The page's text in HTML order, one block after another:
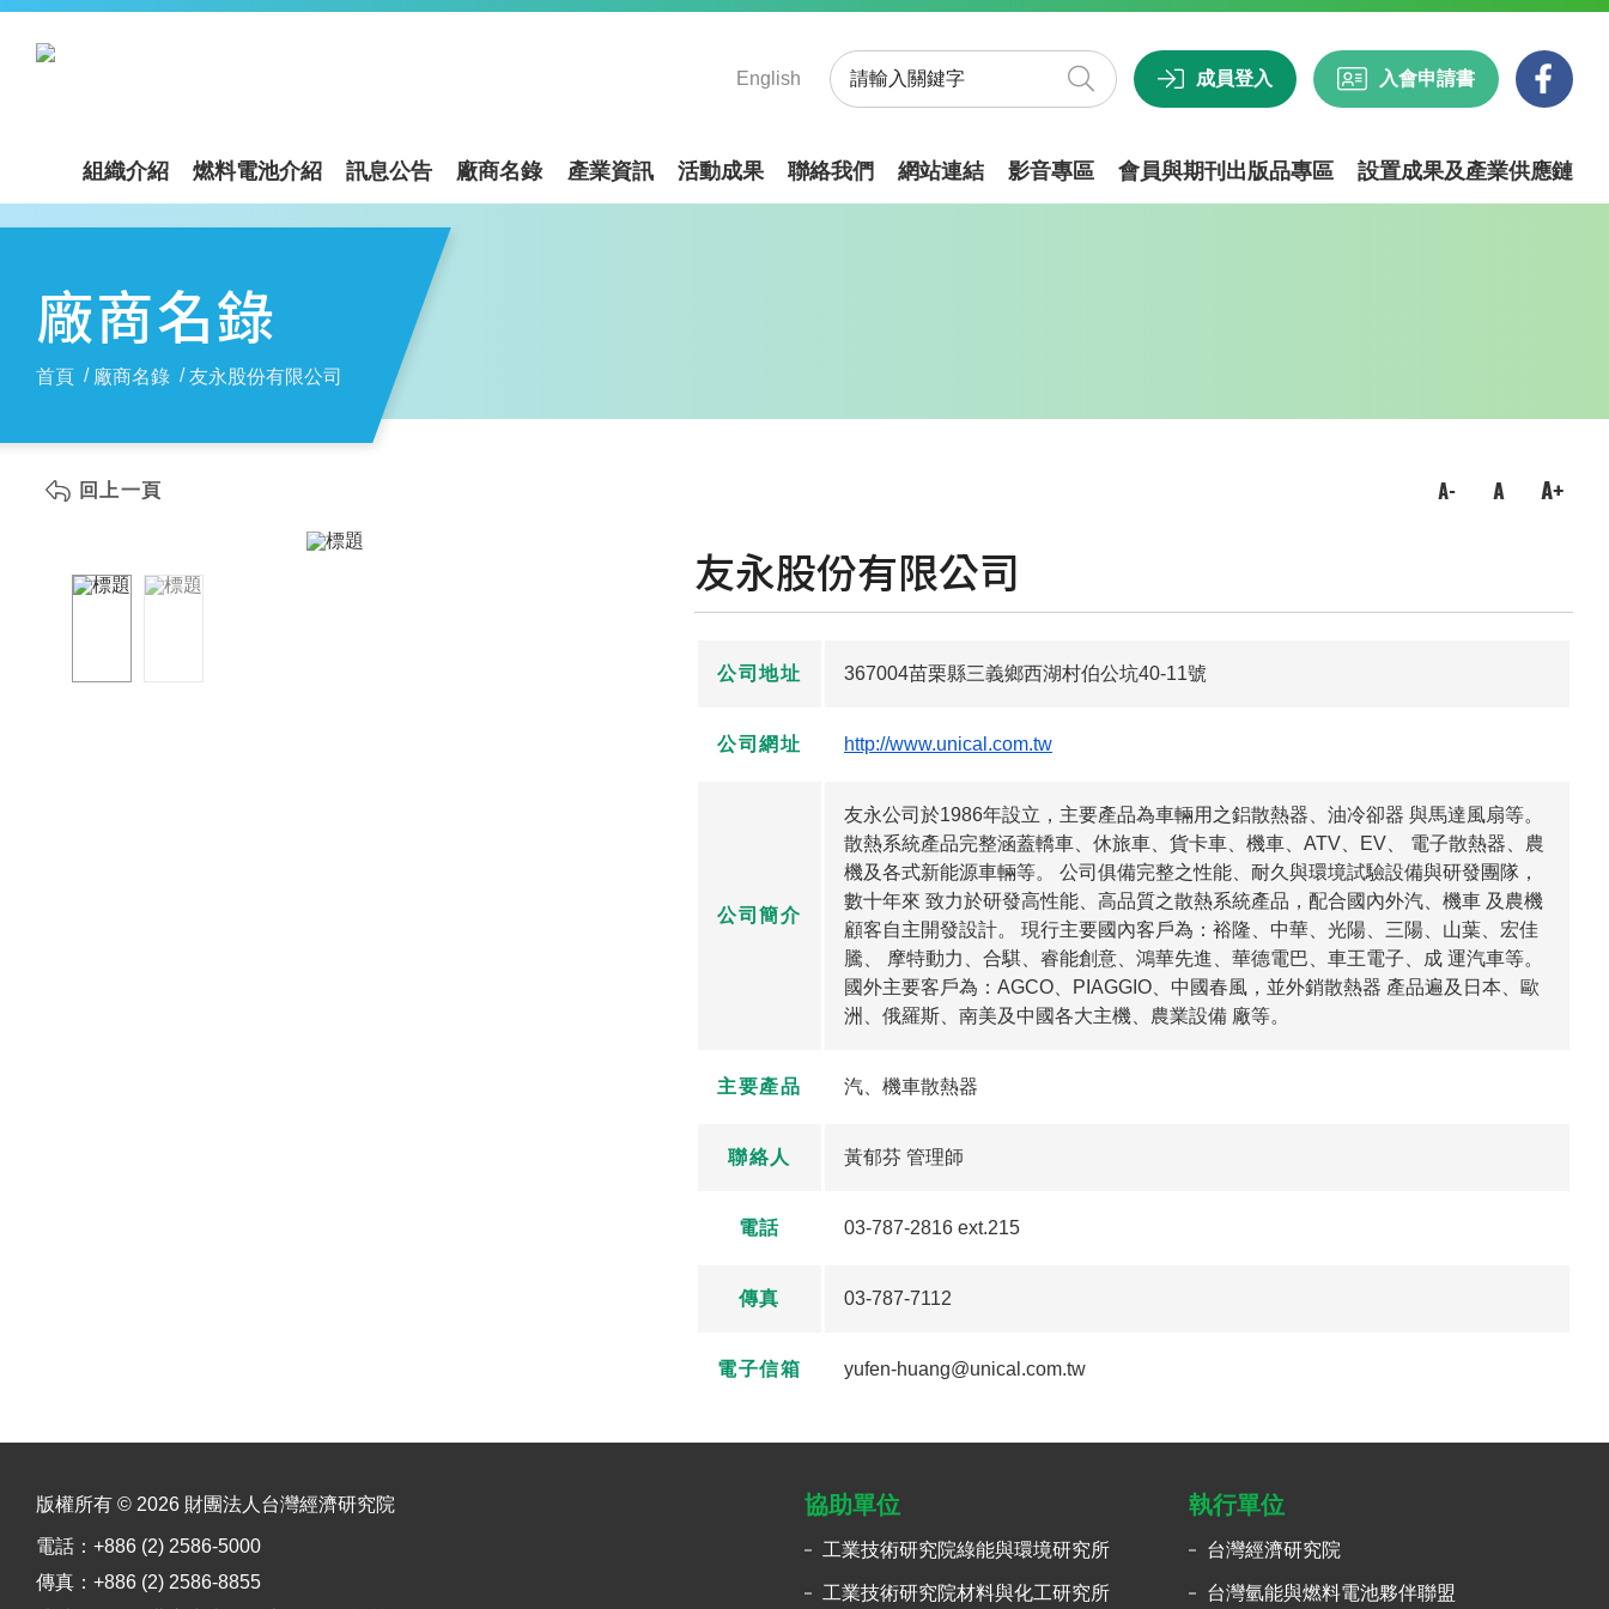
English 成員登入 入會申請書
組織介紹 燃料電池介紹 訊息公告 廠商名錄 產業資訊 活動成果 聯絡我們 網站連結 影音專區 會員與期刊出版品專區 設置成果及產業供應鏈
廠商名錄
首頁 廠商名錄 友永股份有限公司
回上一頁
友永股份有限公司
公司地址 367004苗栗縣三義鄉西湖村伯公坑40-11號
公司網址 http://www.unical.com.tw
公司簡介
友永公司於1986年設立，主要產品為車輛用之鋁散熱器、油冷卻器 與馬達風扇等。
散熱系統產品完整涵蓋轎車、休旅車、貨卡車、機車、ATV、EV、 電子散熱器、農
機及各式新能源車輛等。 公司俱備完整之性能、耐久與環境試驗設備與研發團隊，
數十年來 致力於研發高性能、高品質之散熱系統產品，配合國內外汽、機車 及農機
顧客自主開發設計。 現行主要國內客戶為：裕隆、中華、光陽、三陽、山葉、宏佳
騰、 摩特動力、合騏、睿能創意、鴻華先進、華德電巴、車王電子、成 運汽車等。
國外主要客戶為：AGCO、PIAGGIO、中國春風，並外銷散熱器 產品遍及日本、歐
洲、俄羅斯、南美及中國各大主機、農業設備 廠等。
主要產品 汽、機車散熱器
聯絡人 黃郁芬 管理師
電話 03-787-2816 ext.215
傳真 03-787-7112
電子信箱 yufen-huang@unical.com.tw
版權所有 © 2026 財團法人台灣經濟研究院
電話：+886 (2) 2586-5000
傳真：+886 (2) 2586-8855
協助單位
工業技術研究院綠能與環境研究所
工業技術研究院材料與化工研究所
執行單位
台灣經濟研究院
台灣氫能與燃料電池夥伴聯盟